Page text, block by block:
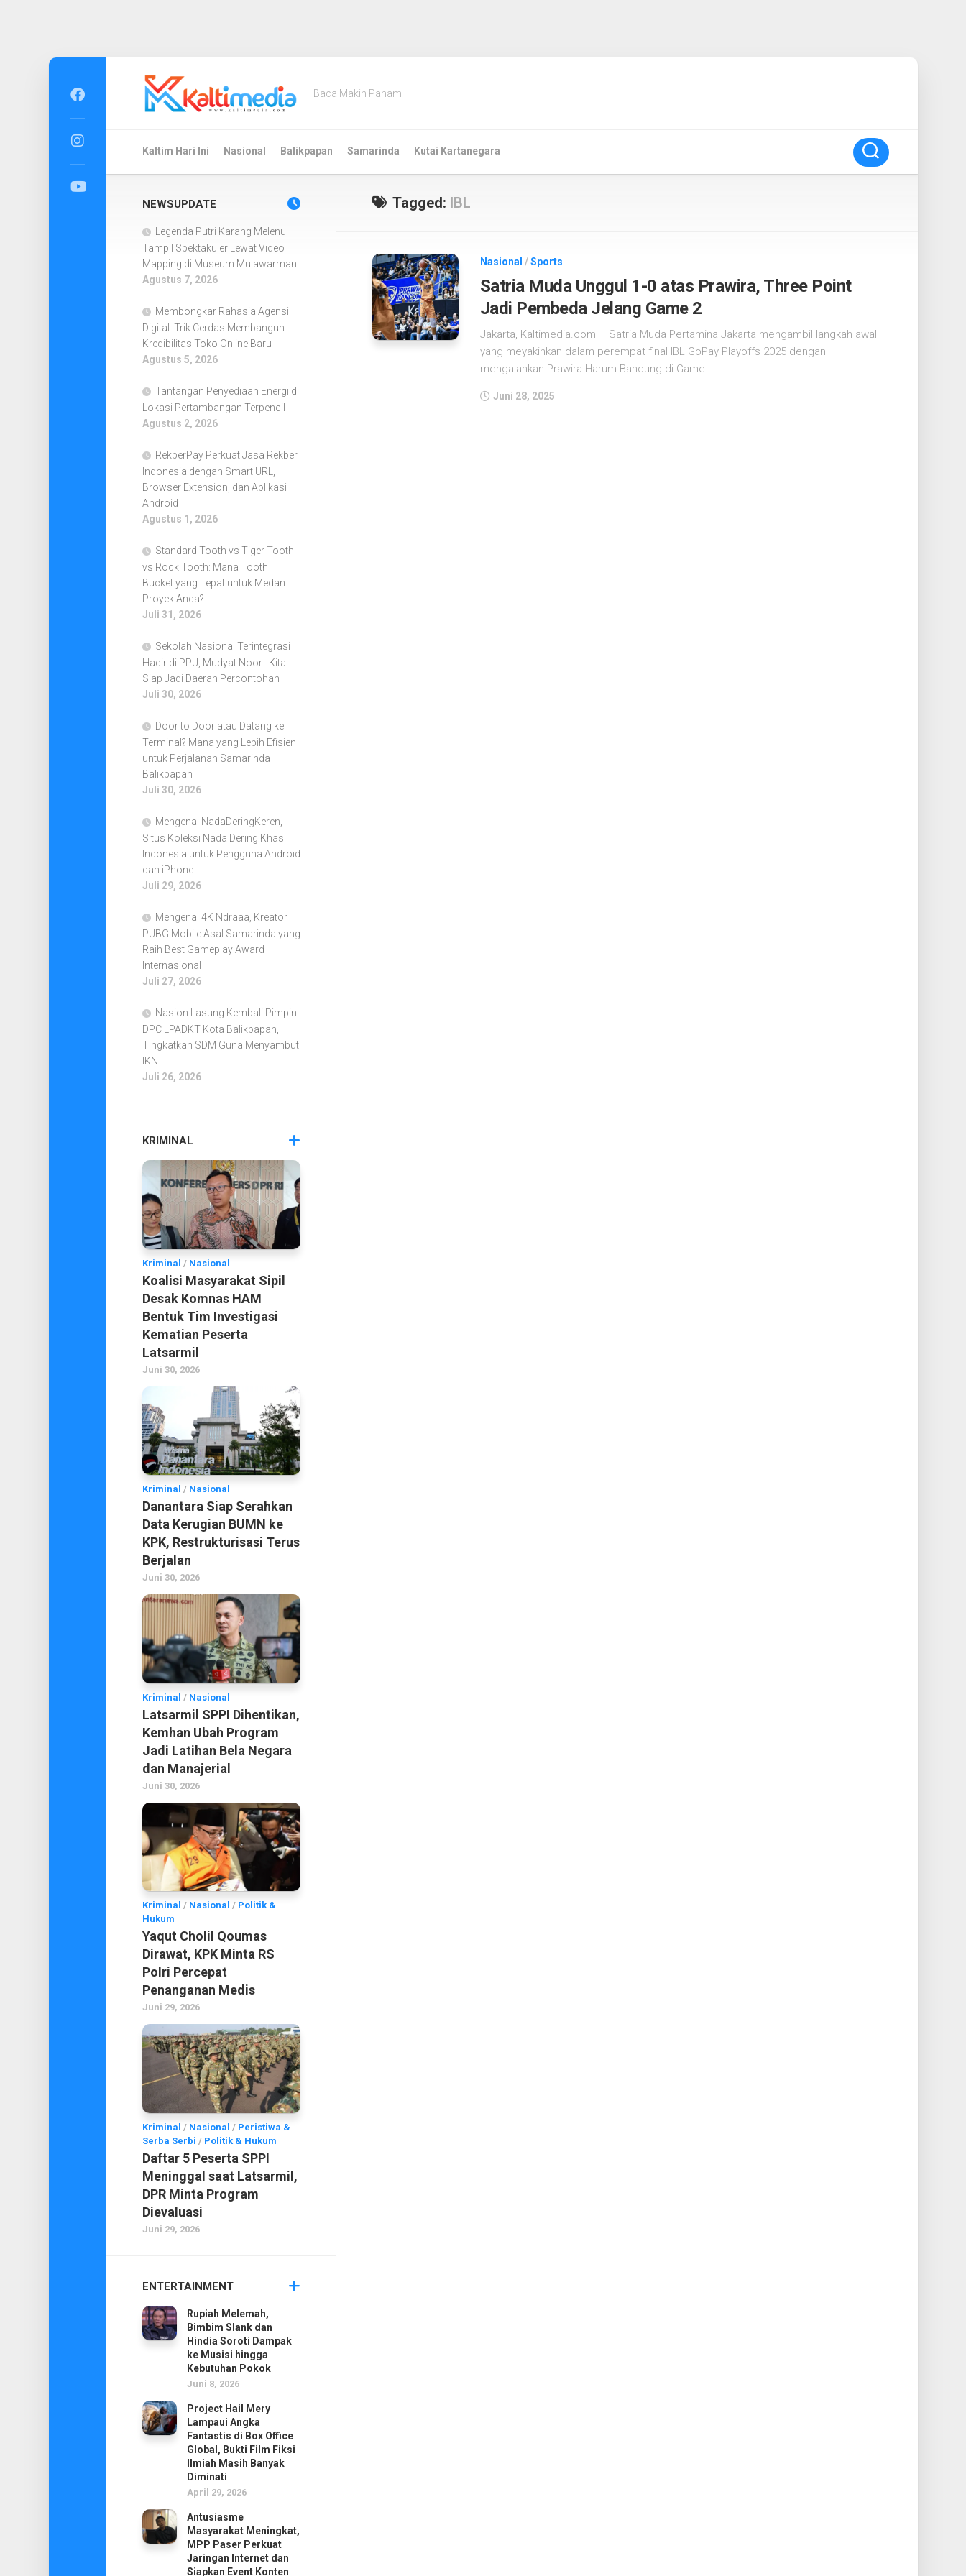
Baca Makin Paham
Kaltim Hari Ini Nasional Balikpapan Samarinda Kutai Kartanegara
Tagged: IBL
Nasional /Sports
Satria Muda Unggul 1-0 atas Prawira, Three Point
Jadi Pembeda Jelang Game 2
Jakarta, Kaltimedia.com – Satria Muda Pertamina Jakarta mengambil langkah awal
yang meyakinkan dalam perempat final IBL GoPay Playoffs 2025 dengan
mengalahkan Prawira Harum Bandung di Game...
Juni 28, 2025
NEWSUPDATE
Legenda Putri Karang Melenu
Tampil Spektakuler Lewat Video
Mapping di Museum Mulawarman
Agustus 7, 2026
Membongkar Rahasia Agensi
Digital: Trik Cerdas Membangun
Kredibilitas Toko Online Baru
Agustus 5, 2026
Tantangan Penyediaan Energi di
Lokasi Pertambangan Terpencil
Agustus 2, 2026
RekberPay Perkuat Jasa Rekber
Indonesia dengan Smart URL,
Browser Extension, dan Aplikasi
Android
Agustus 1, 2026
Standard Tooth vs Tiger Tooth
vs Rock Tooth: Mana Tooth
Bucket yang Tepat untuk Medan
Proyek Anda?
Juli 31, 2026
Sekolah Nasional Terintegrasi
Hadir di PPU, Mudyat Noor : Kita
Siap Jadi Daerah Percontohan
Juli 30, 2026
Door to Door atau Datang ke
Terminal? Mana yang Lebih Efisien
untuk Perjalanan Samarinda–
Balikpapan
Juli 30, 2026
Mengenal NadaDeringKeren,
Situs Koleksi Nada Dering Khas
Indonesia untuk Pengguna Android
dan iPhone
Juli 29, 2026
Mengenal 4K Ndraaa, Kreator
PUBG Mobile Asal Samarinda yang
Raih Best Gameplay Award
Internasional
Juli 27, 2026
Nasion Lasung Kembali Pimpin
DPC LPADKT Kota Balikpapan,
Tingkatkan SDM Guna Menyambut
IKN
Juli 26, 2026
KRIMINAL
Kriminal / Nasional
Koalisi Masyarakat Sipil
Desak Komnas HAM
Bentuk Tim Investigasi
Kematian Peserta
Latsarmil
Juni 30, 2026
Kriminal / Nasional
Danantara Siap Serahkan
Data Kerugian BUMN ke
KPK, Restrukturisasi Terus
Berjalan
Juni 30, 2026
Kriminal / Nasional
Latsarmil SPPI Dihentikan,
Kemhan Ubah Program
Jadi Latihan Bela Negara
dan Manajerial
Juni 30, 2026
Kriminal / Nasional / Politik &
Hukum
Yaqut Cholil Qoumas
Dirawat, KPK Minta RS
Polri Percepat
Penanganan Medis
Juni 29, 2026
Kriminal / Nasional / Peristiwa &
Serba Serbi / Politik & Hukum
Daftar 5 Peserta SPPI
Meninggal saat Latsarmil,
DPR Minta Program
Dievaluasi
Juni 29, 2026
ENTERTAINMENT
Rupiah Melemah,
Bimbim Slank dan
Hindia Soroti Dampak
ke Musisi hingga
Kebutuhan Pokok
Juni 8, 2026
Project Hail Mery
Lampaui Angka
Fantastis di Box Office
Global, Bukti Film Fiksi
Ilmiah Masih Banyak
Diminati
April 29, 2026
Antusiasme
Masyarakat Meningkat,
MPP Paser Perkuat
Jaringan Internet dan
Siapkan Event Konten